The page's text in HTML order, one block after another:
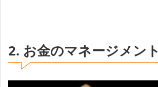
2. お金のマネージメント